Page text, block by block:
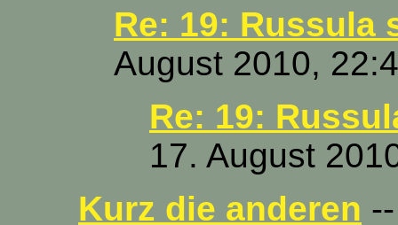
Re: 19: Russula
August 2010,
Re: 19:
17. August
Kurz die anderen